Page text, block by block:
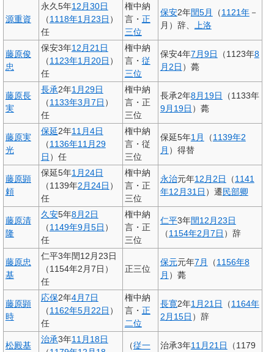
源重資
永久5年12月30日
（1118年1月23日 ）
任
権中納
言・ 正
三位
保安2年閏5月 （1121年－
月）辞、
上洛
藤原俊
忠
保安3年12月21日
（1123年1月20日 ）
任
権中納
言・ 従
三位
保安4年7月9日 （1123年8
月2日 ）薨
藤原長
実
長承2年1月29日
（1133年3月7日 ）
任
権中納
言・正
三位
長承2年8月19日
（1133年
9月19日 ）薨
藤原実
光
保延2年11月4日
（1136年11月29
日 ）任
権中納
言・従
三位
保延5年1月 （1139年2
月 ）得替
藤原顕
頼
保延5年1月24日
（1139年2月24日 ）
任
権中納
言・正
三位
永治元年12月2日 （1141
年12月31日 ）遷民部卿
藤原清
隆
久安5年8月2日
（1149年9月5日 ）
任
権中納
言・正
三位
仁平3年閏12月23日
（1154年2月7日 ）辞
藤原忠
基
仁平3年閏12月23日
（1154年2月7日）
任
正三位
保元元年7月 （1156年8
月 ）薨
藤原顕
時
応保2年4月7日
（1162年5月22日 ）
任
権中納
言・ 正
二位
長寛2年1月21日 （1164年
2月15日 ）辞
松殿基
治承3年11月18日
（従一
治承3年11月21日
（1179